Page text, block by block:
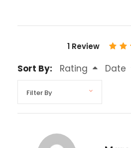
1 Review
Sort By: Rating Date